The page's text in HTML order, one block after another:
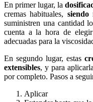
En primer lugar, la
cremas habituales, siendo
suministren una cantidad
cuenta a la hora de
adecuadas para la
En segundo lugar, estas
extensibles, y para
por completo. Pasos a
Aplicar